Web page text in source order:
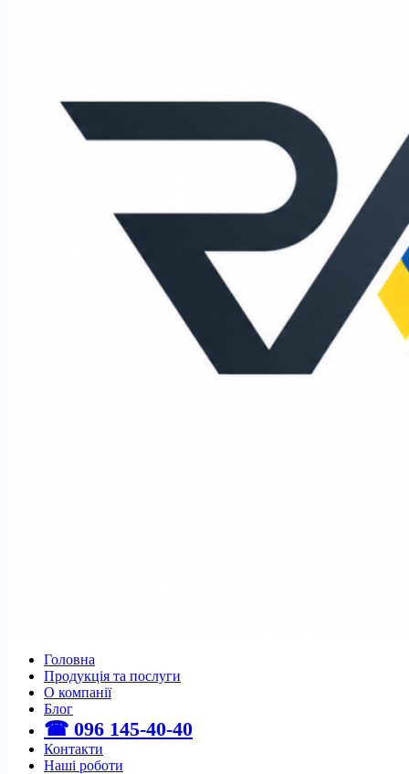
Головна
Продукція та послуги
О компанії
Блог
☎ 096 145-40-40
Контакти
Наші роботи